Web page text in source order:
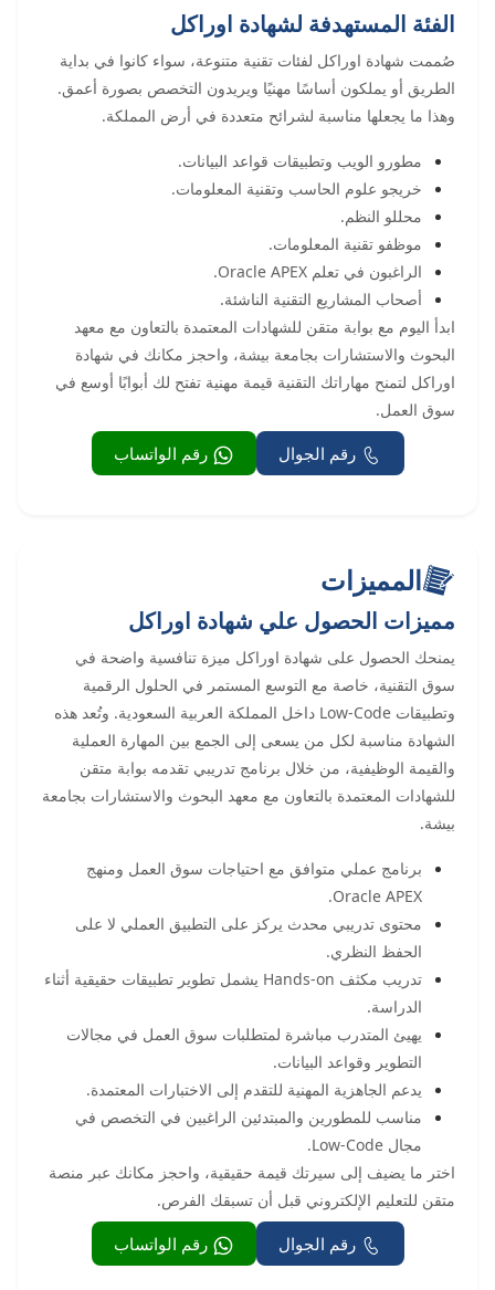
الفئة المستهدفة لشهادة اوراكل
صُممت شهادة اوراكل لفئات تقنية متنوعة، سواء كانوا في بداية
الطريق أو يملكون أساسًا مهنيًا ويريدون التخصص بصورة أعمق.
وهذا ما يجعلها مناسبة لشرائح متعددة في أرض المملكة.
مطورو الويب وتطبيقات قواعد البيانات.
خريجو علوم الحاسب وتقنية المعلومات.
محللو النظم.
موظفو تقنية المعلومات.
الراغبون في تعلم Oracle APEX.
أصحاب المشاريع التقنية الناشئة.
ابدأ اليوم مع بوابة متقن للشهادات المعتمدة بالتعاون مع معهد
البحوث والاستشارات بجامعة بيشة، واحجز مكانك في شهادة
اوراكل لتمنح مهاراتك التقنية قيمة مهنية تفتح لك أبوابًا أوسع في
سوق العمل.
رقم الجوال رقم الواتساب
المميزات
مميزات الحصول علي شهادة اوراكل
يمنحك الحصول على شهادة اوراكل ميزة تنافسية واضحة في
سوق التقنية، خاصة مع التوسع المستمر في الحلول الرقمية
وتطبيقات Low-Code داخل المملكة العربية السعودية. وتُعد هذه
الشهادة مناسبة لكل من يسعى إلى الجمع بين المهارة العملية
والقيمة الوظيفية، من خلال برنامج تدريبي تقدمه بوابة متقن
للشهادات المعتمدة بالتعاون مع معهد البحوث والاستشارات بجامعة
بيشة.
برنامج عملي متوافق مع احتياجات سوق العمل ومنهج
Oracle APEX.
محتوى تدريبي محدث يركز على التطبيق العملي لا على
الحفظ النظري.
تدريب مكثف Hands-on يشمل تطوير تطبيقات حقيقية أثناء
الدراسة.
يهيئ المتدرب مباشرة لمتطلبات سوق العمل في مجالات
التطوير وقواعد البيانات.
يدعم الجاهزية المهنية للتقدم إلى الاختبارات المعتمدة.
مناسب للمطورين والمبتدئين الراغبين في التخصص في
مجال Low-Code.
اختر ما يضيف إلى سيرتك قيمة حقيقية، واحجز مكانك عبر منصة
متقن للتعليم الإلكتروني قبل أن تسبقك الفرص.
رقم الجوال رقم الواتساب